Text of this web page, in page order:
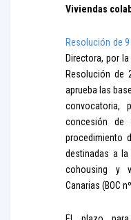
Viviendas
Resolución de
Directora, por la
Resolución de
aprueba las
convocatoria,
concesión de
procedimiento
destinadas a
cohousing y
Canarias (BOC